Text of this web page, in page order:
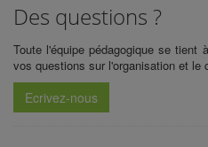
Des questions ?
Toute l'équipe pédagogique se tient
vos questions sur l'organisation et le
Ecrivez-nous